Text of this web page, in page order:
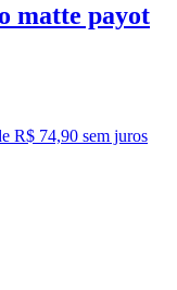
matte payot
R$ 74,90 sem juros